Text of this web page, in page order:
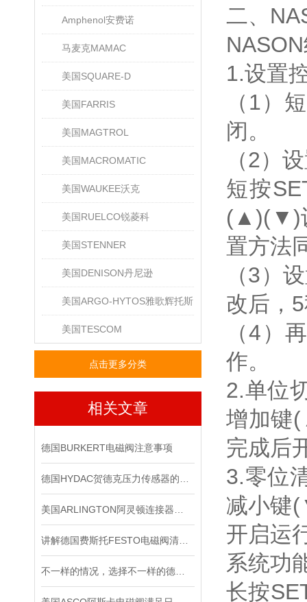
Amphenol安费诺
马麦克MAMAC
美国SQUARE-D
美国FARRIS
美国MAGTROL
美国MACROMATIC
美国WAUKEE沃克
美国RUELCO锐菱科
美国STENNER
美国DENISON丹尼逊
美国ARGO-HYTOS雅歌辉托斯
美国TESCOM
点击更多分类
相关文章
德国BURKERT电磁阀注意事项
二、
1.设置
（1）
闭。
（2）
短按
(▲)(▼)
置方法
（3）
改后，
（4）
作。
2.单位
增加键
完成后
3.零位
减小键
开启运
系统功
长按